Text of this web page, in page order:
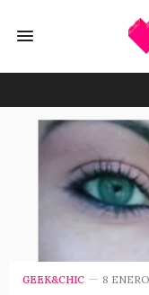
GEEK&CHIC 8